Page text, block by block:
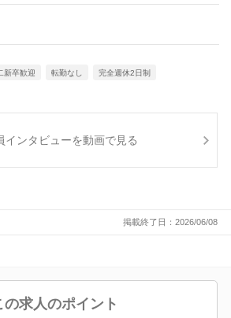
、高知県、福岡県、佐賀県、長崎県、熊本
、鹿児島県、沖縄県
新卒歓迎 転勤なし 完全週休2日制
インタビューを動画で見る
掲載終了日：2026/06/08
の求人のポイント